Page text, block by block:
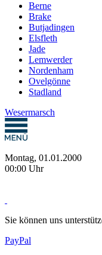
Berne
Brake
Butjadingen
Elsfleth
Jade
Lemwerder
Nordenham
Ovelgönne
Stadland
Wesermarsch
Montag, 01.01.2000
00:00 Uhr
Sie können uns
PayPal